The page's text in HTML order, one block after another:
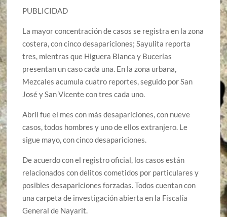
PUBLICIDAD
La mayor concentración de casos se registra en la zona
costera, con cinco desapariciones; Sayulita reporta
tres, mientras que Higuera Blanca y Bucerías
presentan un caso cada una. En la zona urbana,
Mezcales acumula cuatro reportes, seguido por San
José y San Vicente con tres cada uno.
Abril fue el mes con más desapariciones, con nueve
casos, todos hombres y uno de ellos extranjero. Le
sigue mayo, con cinco desapariciones.
De acuerdo con el registro oficial, los casos están
relacionados con delitos cometidos por particulares y
posibles desapariciones forzadas. Todos cuentan con
una carpeta de investigación abierta en la Fiscalía
General de Nayarit.